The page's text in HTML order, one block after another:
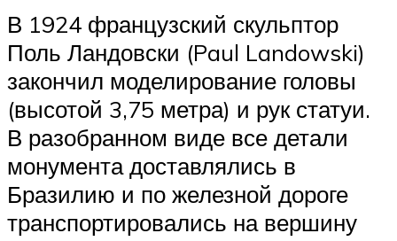
В 1924 французский скульптор
Поль Ландовски (Paul Landowski)
закончил моделирование головы
(высотой 3,75 метра) и рук статуи.
В разобранном виде все детали
монумента доставлялись в
Бразилию и по железной дороге
транспортировались на вершину